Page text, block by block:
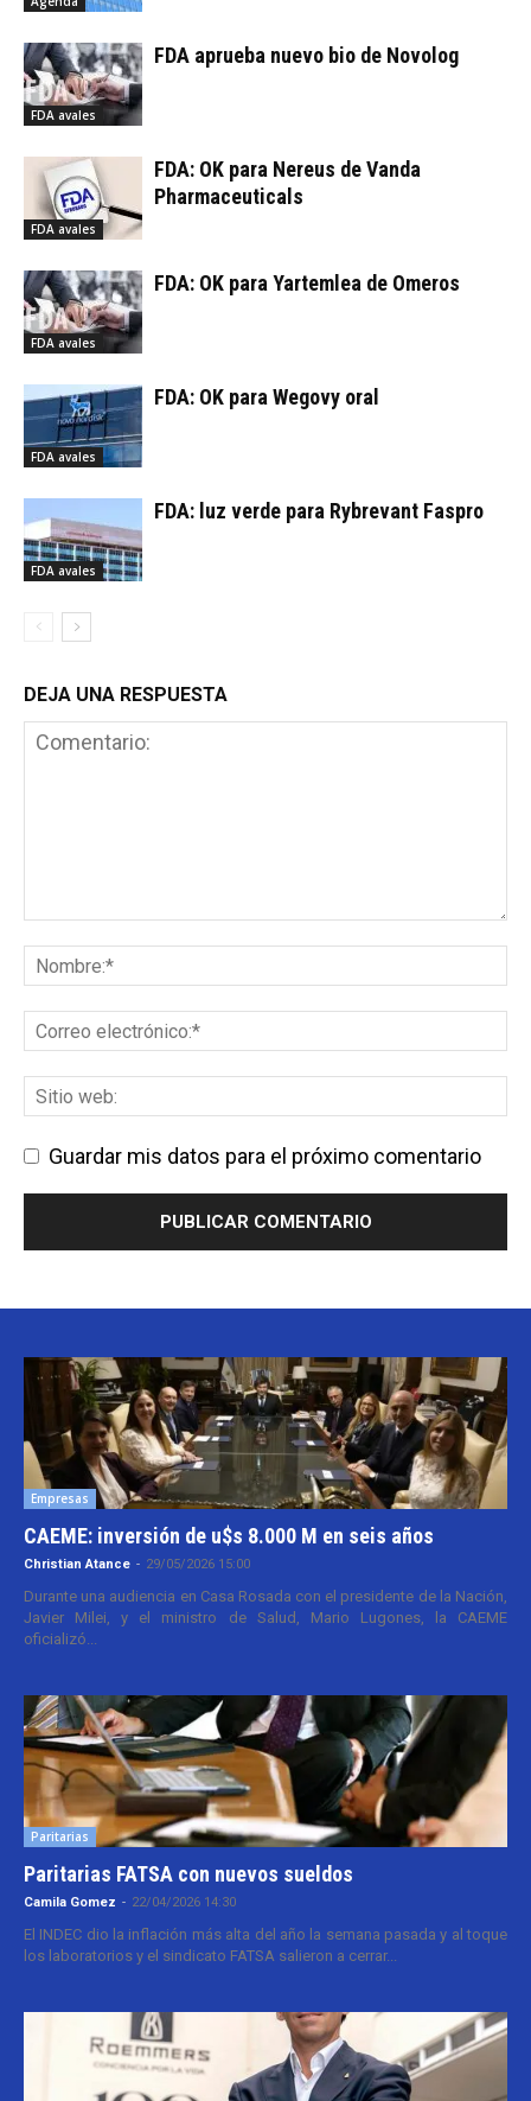
FDA avales
FDA aprueba nuevo bio de Novolog
FDA avales
FDA: OK para Nereus de Vanda
Pharmaceuticals
FDA avales
FDA: OK para Yartemlea de Omeros
FDA avales
FDA: OK para Wegovy oral
FDA avales
FDA: luz verde para Rybrevant Faspro
DEJA UNA RESPUESTA
Guardar mis datos para el próximo comentario
Empresas
CAEME: inversión de u$s 8.000 M en seis años
Christian Atance - 29/05/2026 15:00
Durante una audiencia en Casa Rosada con el presidente de la Nación,
Javier Milei, y el ministro de Salud, Mario Lugones, la CAEME
oficializó...
Paritarias
Paritarias FATSA con nuevos sueldos
Camila Gomez - 22/04/2026 14:30
El INDEC dio la inflación más alta del año la semana pasada y al toque
los laboratorios y el sindicato FATSA salieron a cerrar...